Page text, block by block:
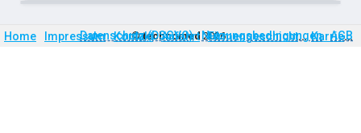
Home Impressum Kontakt Anfahrt Firmengeschichte Karriere
©technomed 2026
Datenschutz (DSGVO) Nutzungsbedingungen AGB